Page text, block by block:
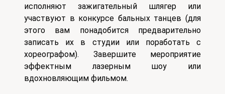
исполняют зажигательный шлягер или
участвуют в конкурсе бальных танцев (для
этого вам понадобится предварительно
записать их в студии или поработать с
хореографом). Завершите мероприятие
эффектным лазерным шоу или
вдохновляющим фильмом.